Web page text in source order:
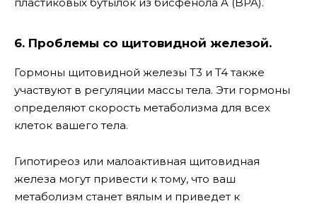
пластиковых бутылок из бисфенола A (BPA).
6. Проблемы со щитовидной железой.
Гормоны щитовидной железы T3 и T4 также
участвуют в регуляции массы тела. Эти гормоны
определяют скорость метаболизма для всех
клеток вашего тела.
Гипотиреоз или малоактивная щитовидная
железа могут привести к тому, что ваш
метаболизм станет вялым и приведет к